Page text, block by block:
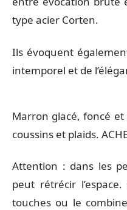
type acier Corten.
Ils évoquent
intemporel et de
Marron glacé, foncé
coussins et plaids.
Attention : dans les
peut rétrécir
touches ou le